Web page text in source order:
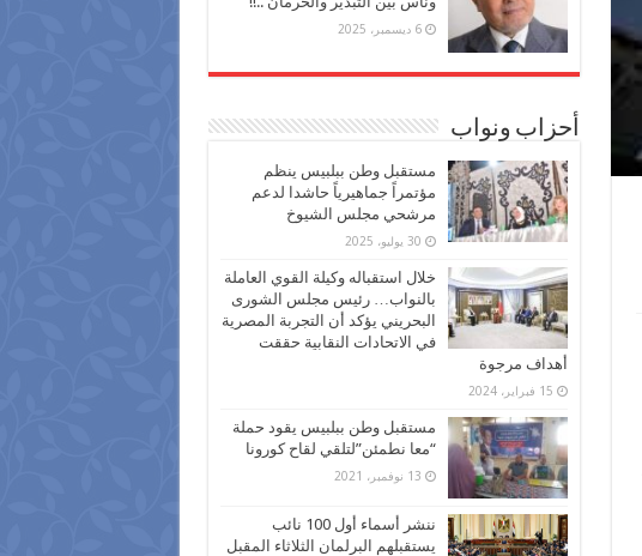
6 ديسمبر، 2025
أحزاب ونواب
مستقبل وطن ببلبيس ينظم
مؤتمراً جماهيرياً حاشدا لدعم
مرشحي مجلس الشيوخ
30 يوليو، 2025
خلال استقباله وكيلة القوي العاملة
بالنواب… رئيس مجلس الشورى
البحريني يؤكد أن التجربة المصرية
في الاتحادات النقابية حققت
أهداف مرجوة
15 فبراير، 2024
مستقبل وطن ببلبيس يقود حملة
“معا نطمئن”لتلقي لقاح كورونا
13 نوفمبر، 2021
ننشر أسماء أول 100 نائب
يستقبلهم البرلمان الثلاثاء المقبل